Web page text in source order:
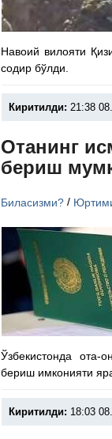
Навоий вилояти
содир бўлди.
Киритилди: 21:38
Отанинг
бериш
Биласизми? /
Ўзбекистонда ота-
бериш имконияти
Киритилди: 18:03